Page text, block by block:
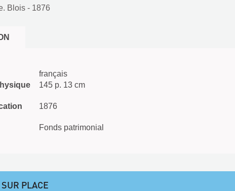
Blois - 1876
français
145 p. 13 cm
1876
Fonds patrimonial
PLACE